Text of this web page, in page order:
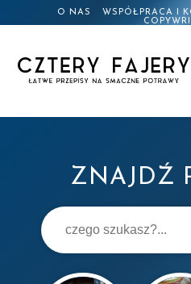
O NAS WSPÓŁPRACA I
ZNAJDŹ